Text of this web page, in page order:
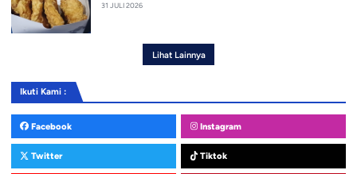
31 JULI 2026
Lihat Lainnya
Ikuti Kami :
Facebook Instagram
Twitter Tiktok